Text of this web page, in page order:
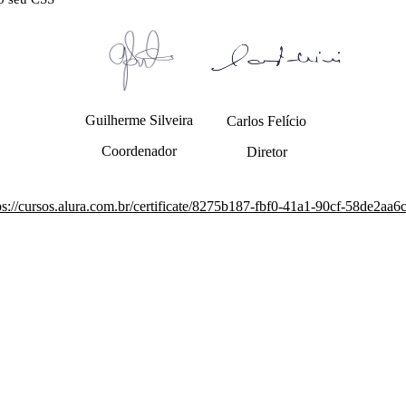
Guilherme Silveira
Coordenador
Carlos Felício
Diretor
cursos.alura.com.br/certificate/8275b187-fbf0-41a1-90cf-